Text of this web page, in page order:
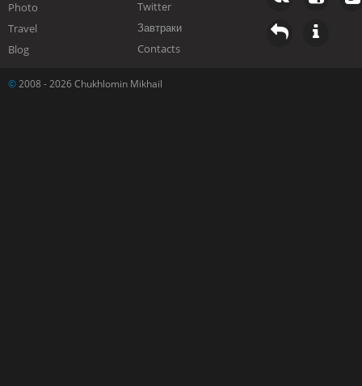
Photo
Travel
Blog
Twitter
Завтраки
Contacts
© 2008 - 2026 Chukhlomin Mikhail